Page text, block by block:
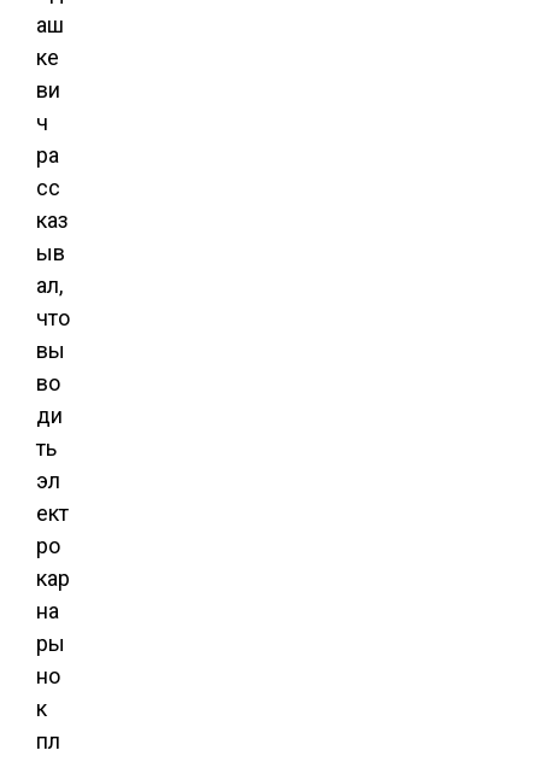
аш
ке
ви
ч
ра
сс
каз
ыв
ал,
что
вы
во
ди
ть
эл
ект
ро
кар
на
ры
но
к
пл